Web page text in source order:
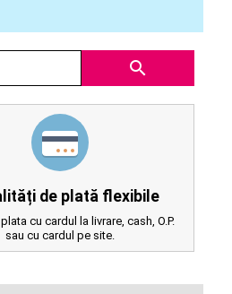
search
de plată flexibile
cu cardul la livrare, cash, O.P.
sau cu cardul pe site.